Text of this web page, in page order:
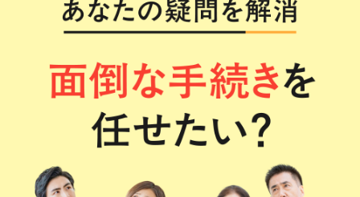
一年あたりの基礎収入
一年あたりの基礎収入は、被害者の年収で考えます。
事故前の収入額がベース
収入の基準